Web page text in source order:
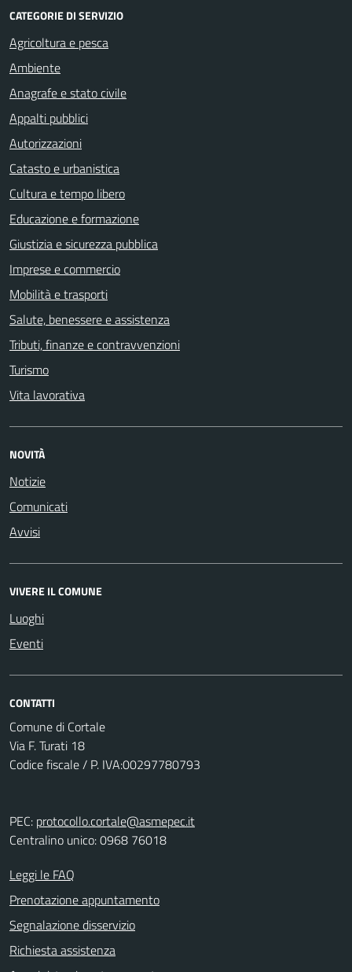
CATEGORIE DI SERVIZIO
Agricoltura e pesca
Ambiente
Anagrafe e stato civile
Appalti pubblici
Autorizzazioni
Catasto e urbanistica
Cultura e tempo libero
Educazione e formazione
Giustizia e sicurezza pubblica
Imprese e commercio
Mobilità e trasporti
Salute, benessere e assistenza
Tributi, finanze e contravvenzioni
Turismo
Vita lavorativa
NOVITÀ
Notizie
Comunicati
Avvisi
VIVERE IL COMUNE
Luoghi
Eventi
CONTATTI
Comune di Cortale
Via F. Turati 18
Codice fiscale / P. IVA:00297780793
PEC: protocollo.cortale@asmepec.it
Centralino unico: 0968 76018
Leggi le FAQ
Prenotazione appuntamento
Segnalazione disservizio
Richiesta assistenza